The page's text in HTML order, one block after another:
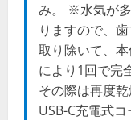
み。 ※水気が
りますので、
取り除いて、
により1回で完
その際は再度
USB-C充電式